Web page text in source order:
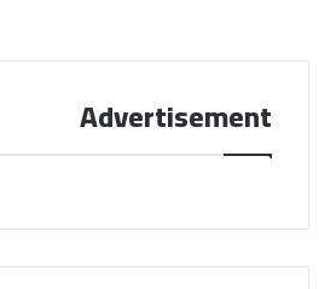
Advertisement